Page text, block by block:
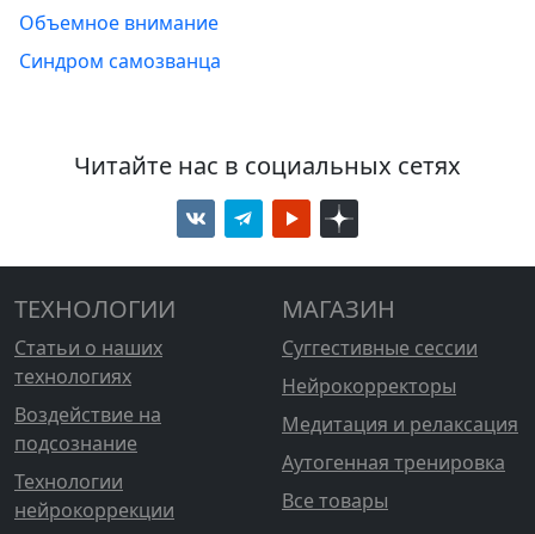
Объемное внимание
Синдром самозванца
Читайте нас в социальных сетях
ТЕХНОЛОГИИ
Статьи о наших
технологиях
Воздействие на
подсознание
Технологии
нейрокоррекции
МАГАЗИН
Суггестивные сессии
Нейрокорректоры
Медитация и релаксация
Аутогенная тренировка
Все товары